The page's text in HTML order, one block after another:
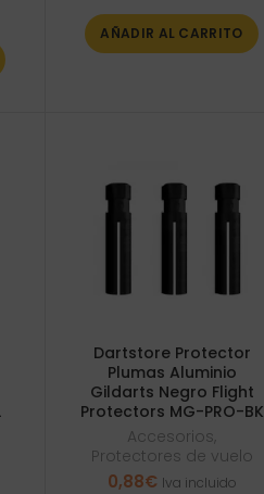
AÑADIR AL CARRITO
Dartstore Protector
Plumas Aluminio
Gildarts Negro Flight
Protectors MG-PRO-BK
Accesorios,
Protectores de vuelo
0,88€ Iva incluido